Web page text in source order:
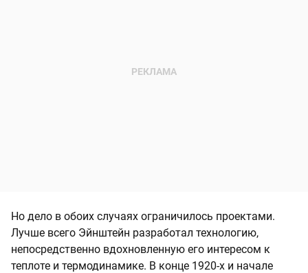
Но дело в обоих случаях ограничилось проектами.
Лучше всего Эйнштейн разработал технологию,
непосредственно вдохновленную его интересом к
теплоте и термодинамике. В конце 1920‑х и начале